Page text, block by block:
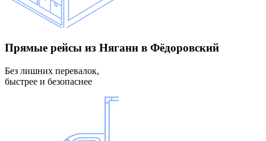
Прямые рейсы из Нягани в Фёдоровский
Без лишних перевалок,
быстрее и безопаснее